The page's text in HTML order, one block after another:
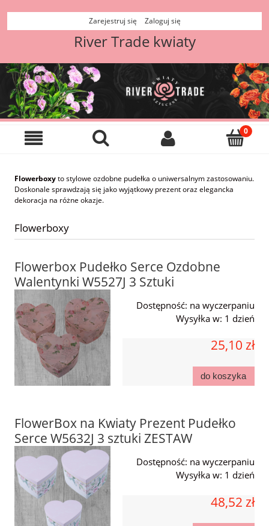
Zarejestruj się Zaloguj się
River Trade kwiaty
Flowerboxyto stylowe ozdobne pudełka o uniwersalnym zastosowaniu.
Doskonale sprawdzają się jako wyjątkowy prezent oraz elegancka
dekoracja na różne okazje.
Flowerboxy
Flowerbox Pudełko Serce Ozdobne
Walentynki W5527J 3 Sztuki
Dostępność: na wyczerpaniu
Wysyłka w: 1 dzień
25,10 zł
do koszyka
FlowerBox na Kwiaty Prezent Pudełko
Serce W5632J 3 sztuki ZESTAW
Dostępność: na wyczerpaniu
Wysyłka w: 1 dzień
48,52 zł